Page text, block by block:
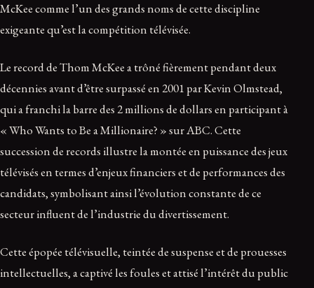
McKee comme l’un des grands noms de cette discipline
exigeante qu’est la compétition télévisée.
Le record de Thom McKee a trôné fièrement pendant deux
décennies avant d’être surpassé en 2001 par Kevin Olmstead,
qui a franchi la barre des 2 millions de dollars en participant à
« Who Wants to Be a Millionaire? » sur ABC. Cette
succession de records illustre la montée en puissance des jeux
télévisés en termes d’enjeux financiers et de performances des
candidats, symbolisant ainsi l’évolution constante de ce
secteur influent de l’industrie du divertissement.
Cette épopée télévisuelle, teintée de suspense et de prouesses
intellectuelles, a captivé les foules et attisé l’intérêt du public